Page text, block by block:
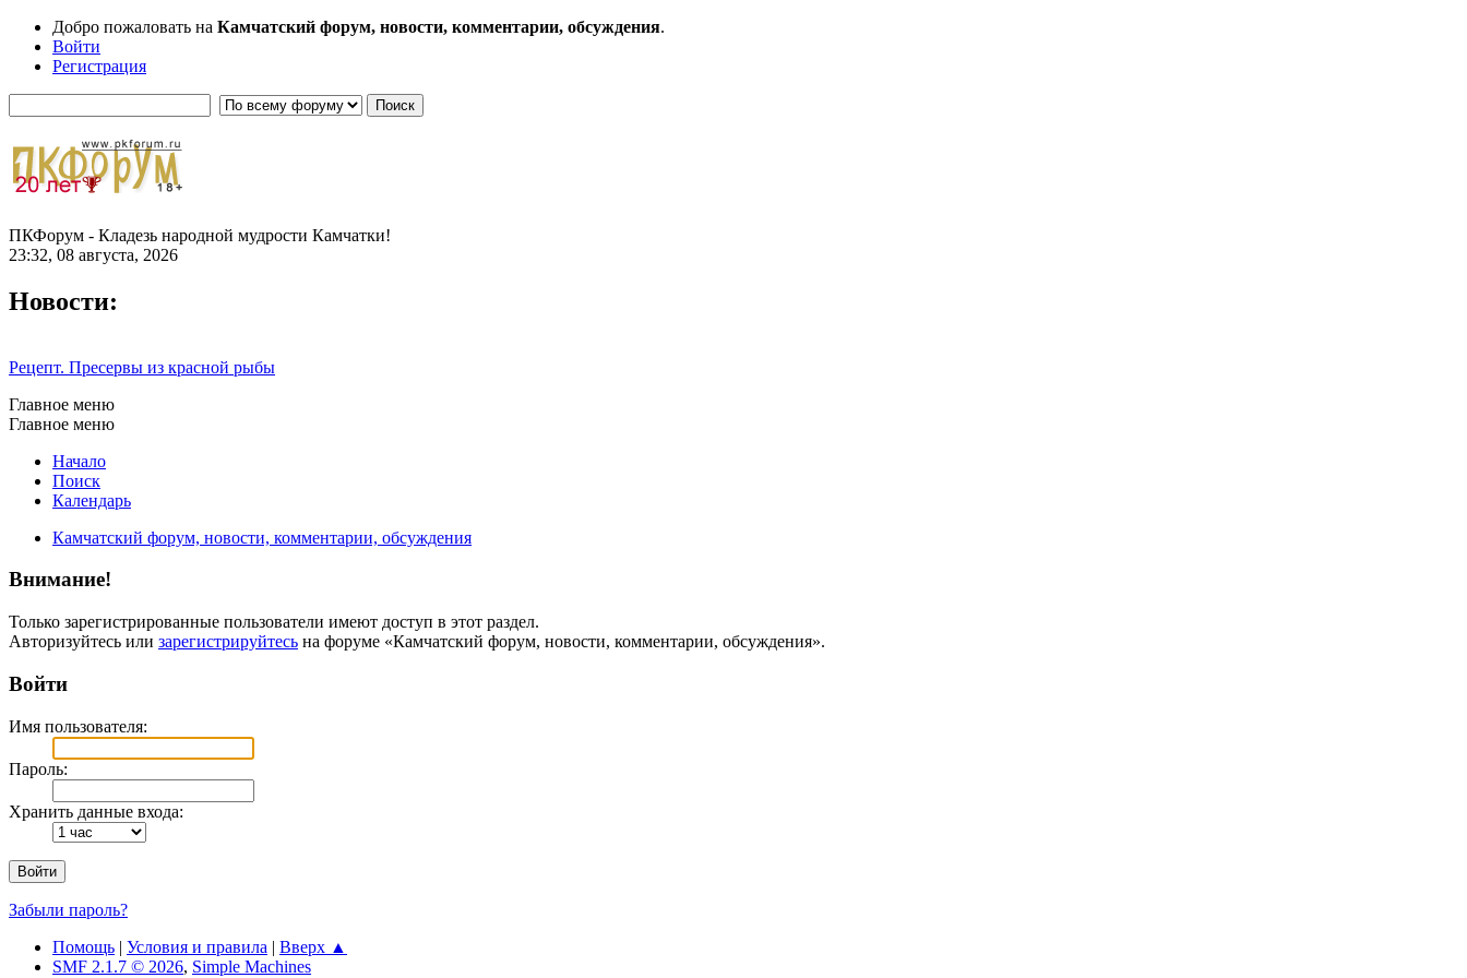
Добро пожаловать на Камчатский форум, новости, комментарии, обсуждения.
Войти
Регистрация
ПКФорум - Кладезь народной мудрости Камчатки!
23:32, 08 августа, 2026
Новости:
Рецепт. Пресервы из красной рыбы
Главное меню
Главное меню
Начало
Поиск
Календарь
Камчатский форум, новости, комментарии, обсуждения
Внимание!
Только зарегистрированные пользователи имеют доступ в этот раздел.
Авторизуйтесь или зарегистрируйтесь на форуме «Камчатский форум, новости, комментарии, обсуждения».
Войти
Имя пользователя:
Пароль:
Хранить данные входа:
Забыли пароль?
Помощь | Условия и правила | Вверх ▲
SMF 2.1.7 © 2026, Simple Machines